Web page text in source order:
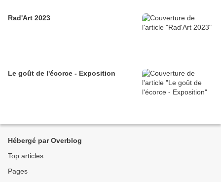
Rad'Art 2023
Le goût de l'écorce - Exposition
Hébergé par Overblog
Top articles
Pages